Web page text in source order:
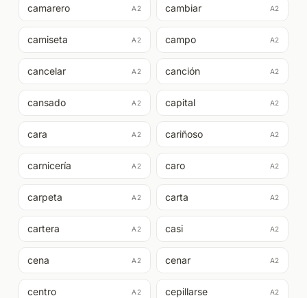
camarero A2 cambiar A2
camiseta A2 campo A2
cancelar A2 canción A2
cansado A2 capital A2
cara A2 cariñoso A2
carnicería A2 caro A2
carpeta A2 carta A2
cartera A2 casi A2
cena A2 cenar A2
centro A2 cepillarse A2